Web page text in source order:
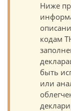
Ниже
кодам
быть
или